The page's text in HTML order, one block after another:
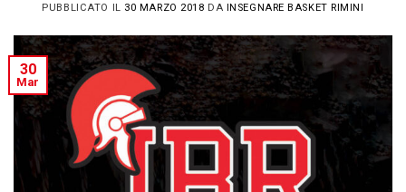
PUBBLICATO IL 30 MARZO 2018 DA INSEGNARE BASKET RIMINI
30
Mar